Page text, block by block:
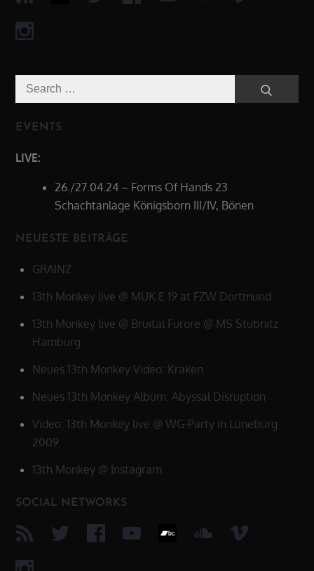
Search
for:
EVENTS
LIVE:
26./27.04.24 – Forms Of Hands 23
Schachtanlage Königsborn III/IV, Bönen
NEUESTE BEITRÄGE
GRAINZ
13th Monkey live @ MUK.E 19 at FZW Dortmund
13th Monkey live @ Bruital Furore @ MS Stubnitz
Hamburg
Neues 13th Monkey Video: Kraken
Neues 13th Monkey Album: Abyssal Disruption
Video: 13th Monkey live @ WG-Party in Lüneburg
2009
13th Monkey @ Instagram
SOCIAL NETWORKS